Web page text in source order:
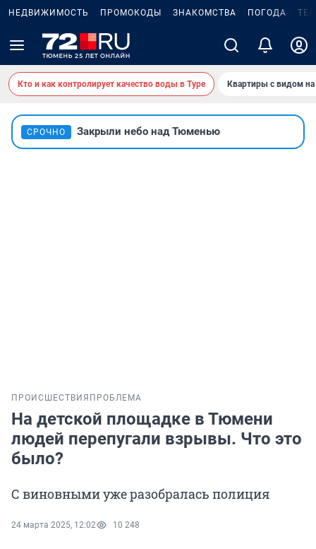
НЕДВИЖИМОСТЬ ПРОМОКОДЫ ЗНАКОМСТВА ПОГОДА
Кто и как контролирует качество воды в Туре Квартиры с видом на
СРОЧНО Закрыли небо над Тюменью
ПРОИСШЕСТВИЯ ПРОБЛЕМА
На детской площадке в Тюмени
людей перепугали взрывы. Что это
было?
С виновными уже разобралась полиция
24 марта 2025, 12:02 10 248